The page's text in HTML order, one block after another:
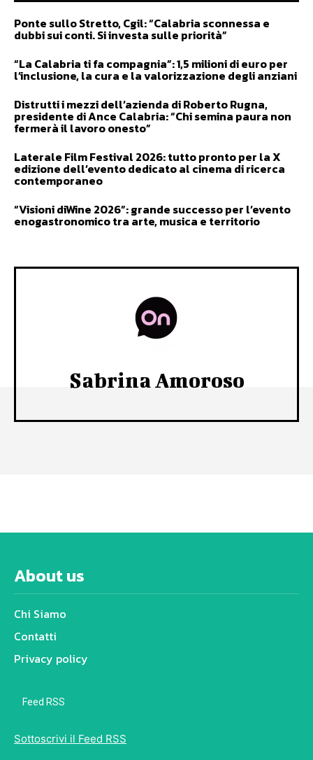
Ponte sullo Stretto, Cgil: “Calabria sconnessa e
dubbi sui conti. Si investa sulle priorità”
“La Calabria ti fa compagnia”: 1,5 milioni di euro per
l’inclusione, la cura e la valorizzazione degli anziani
Distrutti i mezzi dell’azienda di Roberto Rugna,
presidente di Ance Calabria: “Chi semina paura non
fermerà il lavoro onesto”
Laterale Film Festival 2026: tutto pronto per la X
edizione dell’evento dedicato al cinema di ricerca
contemporaneo
“Visioni diWine 2026”: grande successo per l’evento
enogastronomico tra arte, musica e territorio
Sabrina Amoroso
About us
Chi Siamo
Contatti
Privacy policy
Feed RSS
Sottoscrivi il Feed RSS